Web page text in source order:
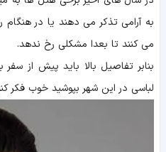
به آرامی تذکر می دهند یا در هنگام
می کنند تا بعدا مشکلی رخ ندهد.
بنابر تفاصیل بالا باید پیش از
لباسی در این شهر بپوشید خوب فکر